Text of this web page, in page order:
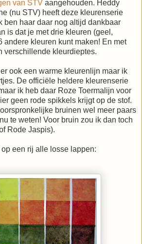
van STV aangehouden. Heddy
(nu STV) heeft deze kleurenserie
ben haar daar nog altijd dankbaar
is dat je met drie kleuren (geel,
andere kleuren kunt maken! En met
verschillende kleurdieptes.
ook een warme kleurenlijn maar ik
De officiële heldere kleurenserie
ik heb daar Roze Toermalijn voor
geen rode spikkels krijgt op de stof.
bruinen wel meer paars
te weten! Voor bruin zou ik dan toch
Rode Jaspis).
een rij alle losse lappen: